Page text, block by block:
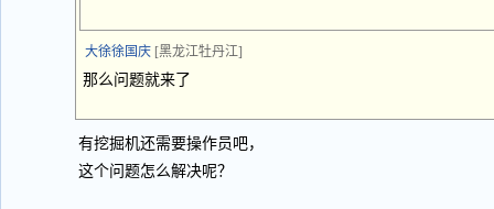
大徐徐国庆 [黑龙江牡丹江]
那么问题就来了
有挖掘机还需要操作员吧，
这个问题怎么解决呢？